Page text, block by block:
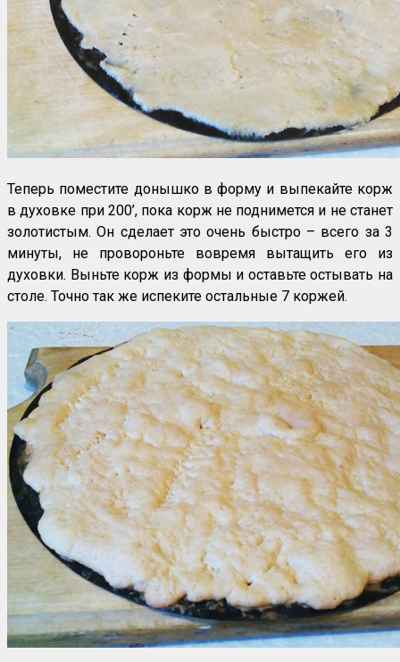
Теперь поместите донышко в форму и выпекайте корж
в духовке при 200’, пока корж не поднимется и не станет
золотистым. Он сделает это очень быстро – всего за 3
минуты, не провороньте вовремя вытащить его из
духовки. Выньте корж из формы и оставьте остывать на
столе. Точно так же испеките остальные 7 коржей.